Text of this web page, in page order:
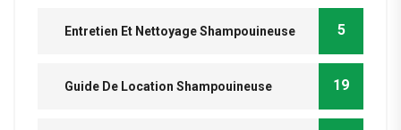
Entretien Et Nettoyage Shampouineuse 5
Guide De Location Shampouineuse 19